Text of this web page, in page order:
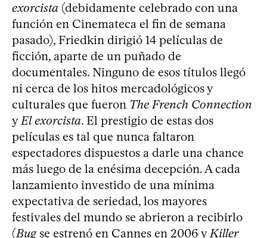
exorcista (debidamente celebrado con una
función en Cinemateca el fin de semana
pasado), Friedkin dirigió 14 películas de
ficción, aparte de un puñado de
documentales. Ninguno de esos títulos llegó
ni cerca de los hitos mercadológicos y
culturales que fueron The French Connection
yEl exorcista. El prestigio de estas dos
películas es tal que nunca faltaron
espectadores dispuestos a darle una chance
más luego de la enésima decepción. A cada
lanzamiento investido de una mínima
expectativa de seriedad, los mayores
festivales del mundo se abrieron a recibirlo
(Bugse estrenó en Cannes en 2006 yKiller